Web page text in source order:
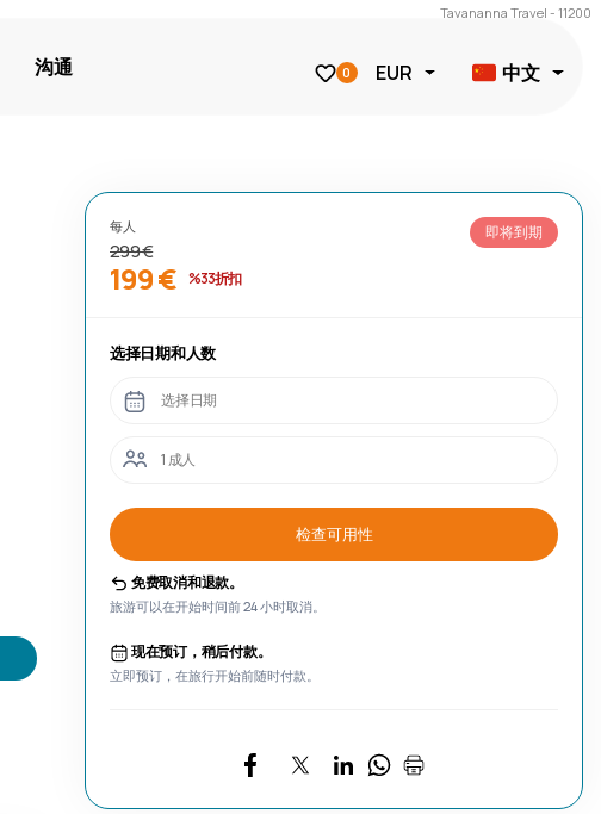
Tavananna Travel - 11200
沟通 0 EUR 中文
每人
299 €
199 € %33 折扣
即将到期
选择日期和人数
选择日期
1 成人
检查可用性
免费取消和退款。
旅游可以在开始时间前 24 小时取消。
现在预订，稍后付款。
立即预订，在旅行开始前随时付款。